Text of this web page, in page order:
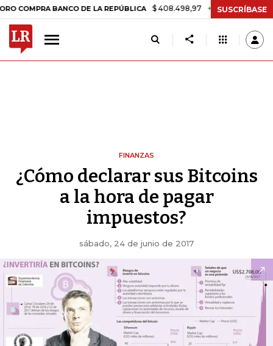
BANCO DE LA REPÚBLICA $ 408.498,97 +$ 8.753,81 +2,19%
SUSCRÍBASE
FINANZAS
¿Cómo declarar sus Bitcoins
a la hora de pagar
impuestos?
sábado, 24 de junio de 2017